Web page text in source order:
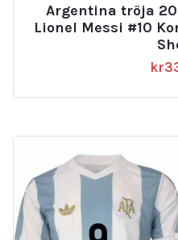
Argentina tröja
Lionel Messi #10
kr